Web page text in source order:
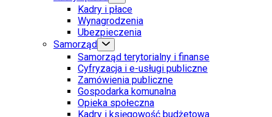
Kadry i płace
Wynagrodzenia
Ubezpieczenia
Samorząd
Samorząd terytorialny i finanse
Cyfryzacja i e-usługi publiczne
Zamówienia publiczne
Gospodarka komunalna
Opieka społeczna
Kadry i księgowość budżetowa